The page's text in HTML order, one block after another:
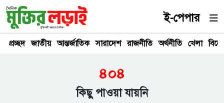
ই-পেপার
প্রচ্ছদ জাতীয় আন্তর্জাতিক সারাদেশ রাজনীতি অর্থনীতি খেলা
৪০৪
কিছু পাওয়া যায়নি